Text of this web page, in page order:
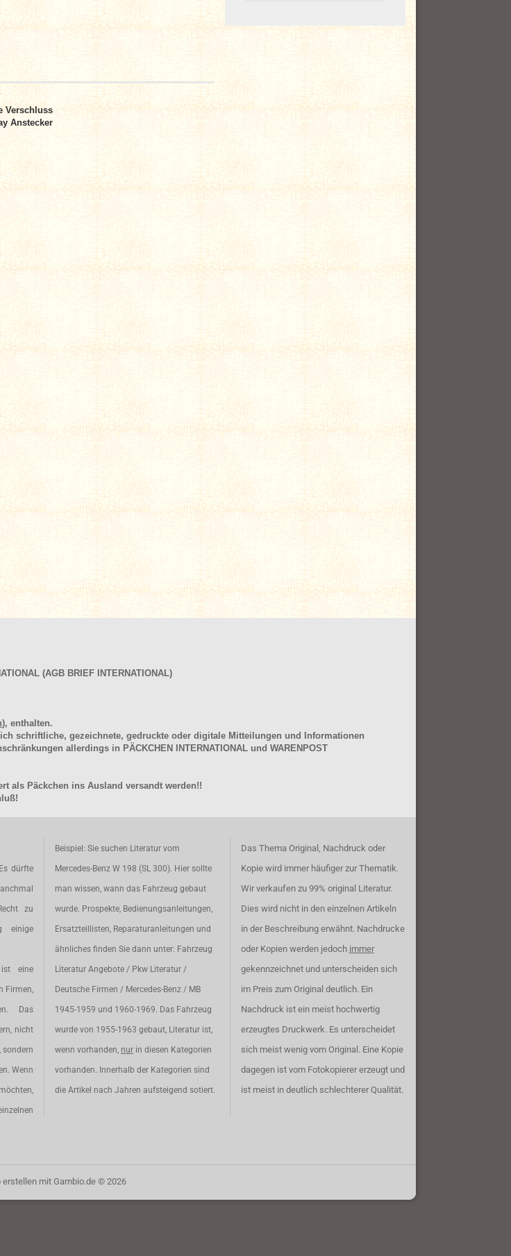
Verschluss
Anstecker
(AGB BRIEF INTERNATIONAL)
), enthalten.
schriftliche, gezeichnete, gedruckte oder digitale Mitteilungen und Informationen
allerdings in PÄCKCHEN INTERNATIONAL und WARENPOST
als Päckchen ins Ausland versandt werden!!
dürfte
zu
einige
eine
Firmen,
Das
nicht
sondern
Wenn
Beispiel: Sie suchen Literatur vom
Mercedes-Benz W 198 (SL 300). Hier sollte
man wissen, wann das Fahrzeug gebaut
wurde. Prospekte, Bedienungsanleitungen,
Ersatzteillisten, Reparaturanleitungen und
ähnliches finden Sie dann unter: Fahrzeug
Literatur Angebote / Pkw Literatur /
Deutsche Firmen / Mercedes-Benz / MB
1945-1959 und 1960-1969. Das Fahrzeug
wurde von 1955-1963 gebaut, Literatur ist,
wenn vorhanden, nur in diesen Kategorien
vorhanden. Innerhalb der Kategorien sind
die Artikel nach Jahren aufsteigend sotiert.
Das Thema Original, Nachdruck oder
Kopie wird immer häufiger zur Thematik.
Wir verkaufen zu 99% original Literatur.
Dies wird nicht in den einzelnen Artikeln
in der Beschreibung erwähnt. Nachdrucke
oder Kopien werden jedoch immer
gekennzeichnet und unterscheiden sich
im Preis zum Original deutlich. Ein
Nachdruck ist ein meist hochwertig
erzeugtes Druckwerk. Es unterscheidet
sich meist wenig vom Original. Eine Kopie
dagegen ist vom Fotokopierer erzeugt und
ist meist in deutlich schlechterer Qualität.
erstellenmit Gambio.de © 2026